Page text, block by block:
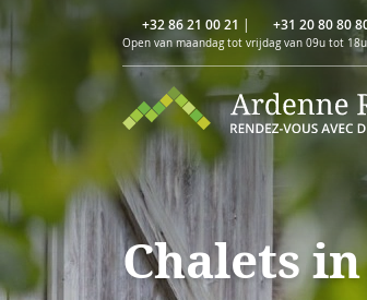
+32 86 21 00 21 | +31 20 80 80
Open van maandag tot vrijdag van 09u tot 18u
Chalets